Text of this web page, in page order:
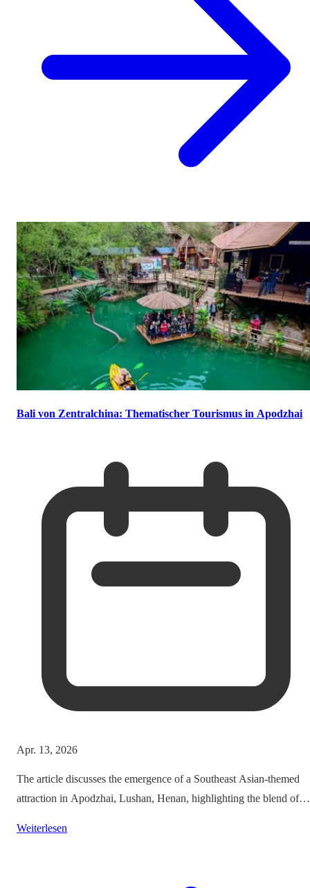
Bali von Zentralchina: Thematischer Tourismus in Apodzhai
Apr. 13, 2026
The article discusses the emergence of a Southeast Asian-themed
attraction in Apodzhai, Lushan, Henan, highlighting the blend of
of such themed tourism projects.
Weiterlesen